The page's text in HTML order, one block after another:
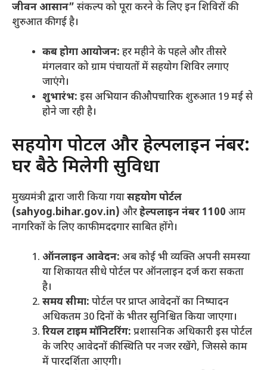
जीवन आसान” संकल्प को पूरा करने के लिए इन शिविरों की
शुरुआत की गई है।
कब होगा आयोजन: हर महीने के पहले और तीसरे
मंगलवार को ग्राम पंचायतों में सहयोग शिविर लगाए
जाएंगे।
शुभारंभ: इस अभियान की औपचारिक शुरुआत 19 मई से
होने जा रही है।
​सहयोग पोर्टल और हेल्पलाइन नंबर:
घर बैठे मिलेगी सुविधा
​मुख्यमंत्री द्वारा जारी किया गयासहयोग पोर्टल
(sahyog.bihar.gov.in) औरहेल्पलाइन नंबर 1100 आम
नागरिकों के लिए काफी मददगार साबित होंगे।
ऑनलाइन आवेदन: अब कोई भी व्यक्ति अपनी समस्या
या शिकायत सीधे पोर्टल पर ऑनलाइन दर्ज करा सकता
है।
समय सीमा: पोर्टल पर प्राप्त आवेदनों का निष्पादन
अधिकतम 30 दिनों के भीतर सुनिश्चित किया जाएगा।
रियल टाइम मॉनिटरिंग: प्रशासनिक अधिकारी इस पोर्टल
के जरिए आवेदनों की स्थिति पर नजर रखेंगे, जिससे काम
में पारदर्शिता आएगी।